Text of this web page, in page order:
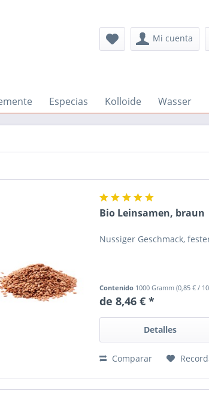
Mi cuenta
Especias Kolloide Wasser
Bio Leinsamen, braun
Nussiger Geschmack,
Contenido 1000 Gramm(0,85 € /
de 8,46 € *
Detalles
Comparar